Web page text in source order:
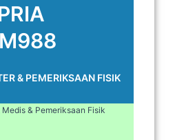
& PEMERIKSAAN FISIK
& Pemeriksaan Fisik